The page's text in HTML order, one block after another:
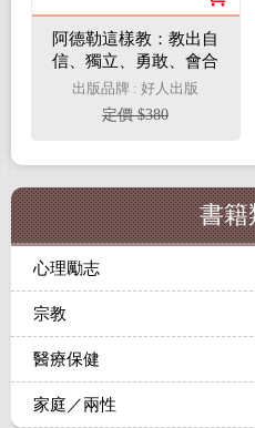
阿德勒這樣教：教出自
信、獨立、勇敢、會合
作的孩子（全球數億父
母、教師奉行的兒童教
養經典）
出版品牌 : 好人出版
定價 $380
書籍
心理勵志
宗教
醫療保健
家庭／兩性